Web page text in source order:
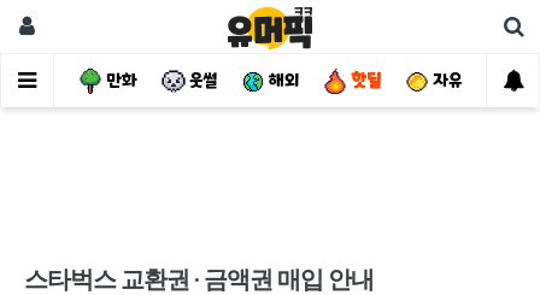
사건 만화 웃썰 해외 핫딜 자유
스타벅스 교환권 · 금액권 매입 안내